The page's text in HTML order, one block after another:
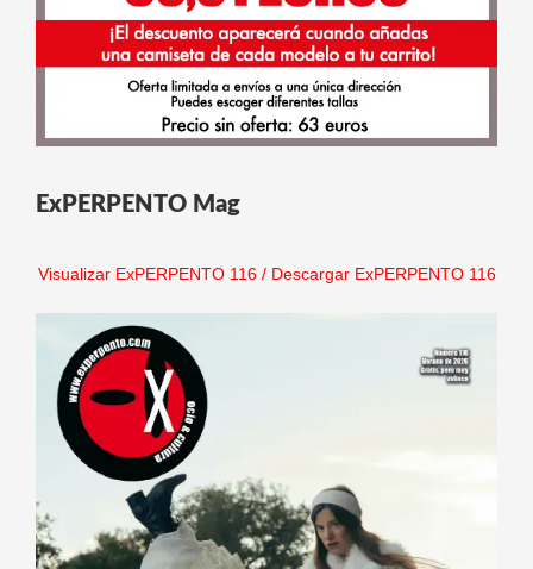
ExPERPENTO Mag
Visualizar ExPERPENTO 116/ Descargar ExPERPENTO 116